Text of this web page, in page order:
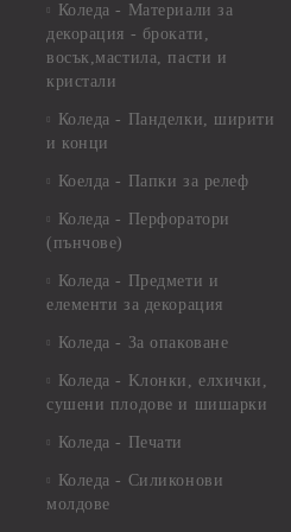
Коледа - Материали за
декорация - брокати,
восък,мастила, пасти и
кристали
Коледа - Панделки, ширити
и конци
Коелда - Папки за релеф
Коледа - Перфоратори
(пънчове)
Коледа - Предмети и
елементи за декорация
Коледа - За опаковане
Коледа - Kлонки, елхички,
сушени плодове и шишарки
Коледа - Печати
Коледа - Силиконови
молдове